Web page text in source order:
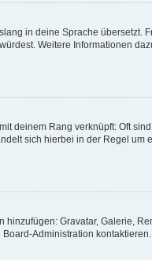
in deine Sprache übersetzt.
Weitere Informationen
deinem Rang verknüpft: Oft
sich hierbei in der Regel
Gravatar, Galerie,
Administration kontaktieren.